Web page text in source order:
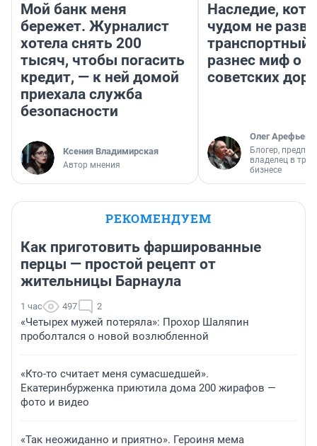
Мой банк меня
бережет. Журналист
хотела снять 200
тысяч, чтобы погасить
кредит, — к ней домой
приехала служба
безопасности
Ксения Владимирская
Автор мнения
Наследие,
чудом не
транспортный
разнес миф о
советских
Олег Арефьев
Блогер,
владелец в
бизнесе
РЕКОМЕНДУЕМ
Как приготовить фаршированные
перцы — простой рецепт от
жительницы Барнаула
1 час 497 2
«Четырех мужей потеряла»: Прохор Шаляпин
проболтался о новой возлюбленной
«Кто-то считает меня сумасшедшей».
Екатеринбурженка приютила дома 200 жирафов —
фото и видео
«Так неожиданно и приятно». Героиня мема